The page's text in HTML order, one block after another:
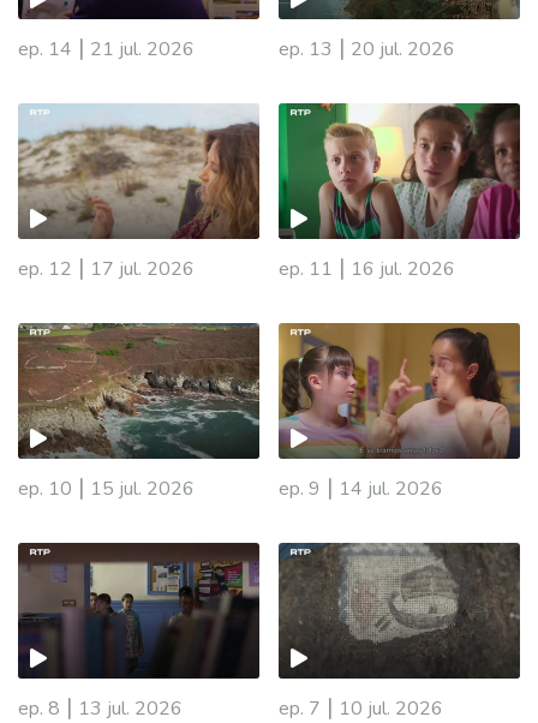
ep. 14 | 21 jul. 2026 ep. 13 | 20 jul. 2026
ep. 12 | 17 jul. 2026 ep. 11 | 16 jul. 2026
ep. 10 | 15 jul. 2026 ep. 9 | 14 jul. 2026
942438
ep. 8 | 13 jul. 2026 ep. 7 | 10 jul. 2026